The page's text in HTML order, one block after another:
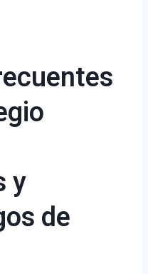
y
de